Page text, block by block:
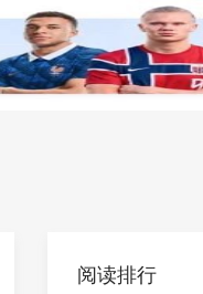
高中英语 英语课程
阅读排行